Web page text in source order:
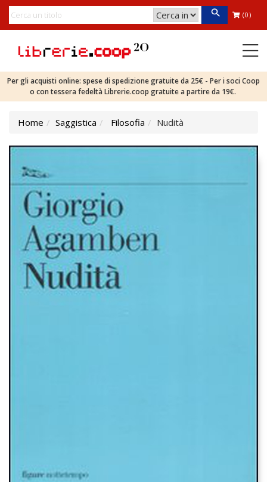
(0)
Per gli acquisti online: spese di spedizione gratuite da 25€ - Per i soci Coop
o con tessera fedeltà Librerie.coop gratuite a partire da 19€.
Home Saggistica Filosofia Nudità